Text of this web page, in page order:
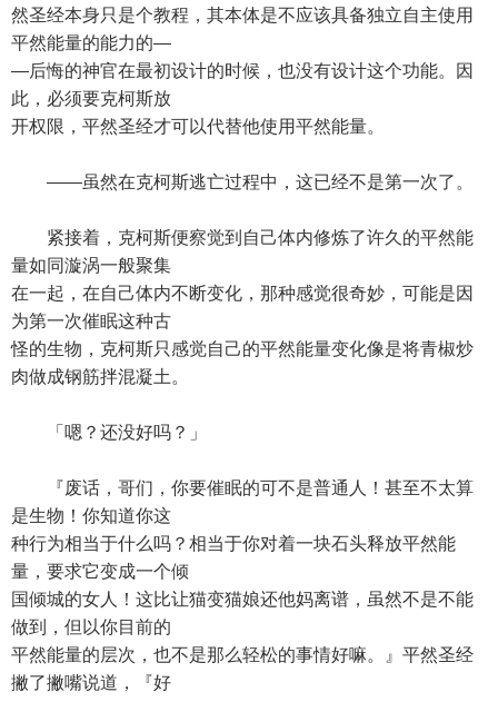
然圣经本身只是个教程，其本体是不应该具备独立自主使用
平然能量的能力的—
—后悔的神官在最初设计的时候，也没有设计这个功能。因
此，必须要克柯斯放
开权限，平然圣经才可以代替他使用平然能量。
——虽然在克柯斯逃亡过程中，这已经不是第一次了。
紧接着，克柯斯便察觉到自己体内修炼了许久的平然能
量如同漩涡一般聚集
在一起，在自己体内不断变化，那种感觉很奇妙，可能是因
为第一次催眠这种古
怪的生物，克柯斯只感觉自己的平然能量变化像是将青椒炒
肉做成钢筋拌混凝土。
「嗯？还没好吗？」
『废话，哥们，你要催眠的可不是普通人！甚至不太算
是生物！你知道你这
种行为相当于什么吗？相当于你对着一块石头释放平然能
量，要求它变成一个倾
国倾城的女人！这比让猫变猫娘还他妈离谱，虽然不是不能
做到，但以你目前的
平然能量的层次，也不是那么轻松的事情好嘛。』平然圣经
撇了撇嘴说道，『好